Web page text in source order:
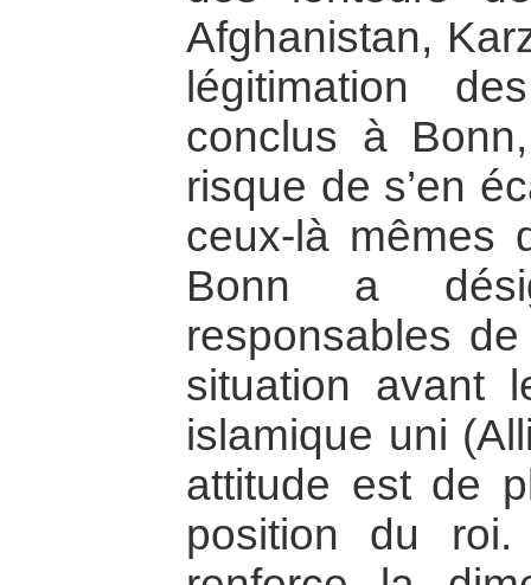
Afghanistan,
légitimation
conclus à
risque de s’en
ceux-là mêmes
Bonn a
responsables
situation avant
islamique uni
attitude est de
position du